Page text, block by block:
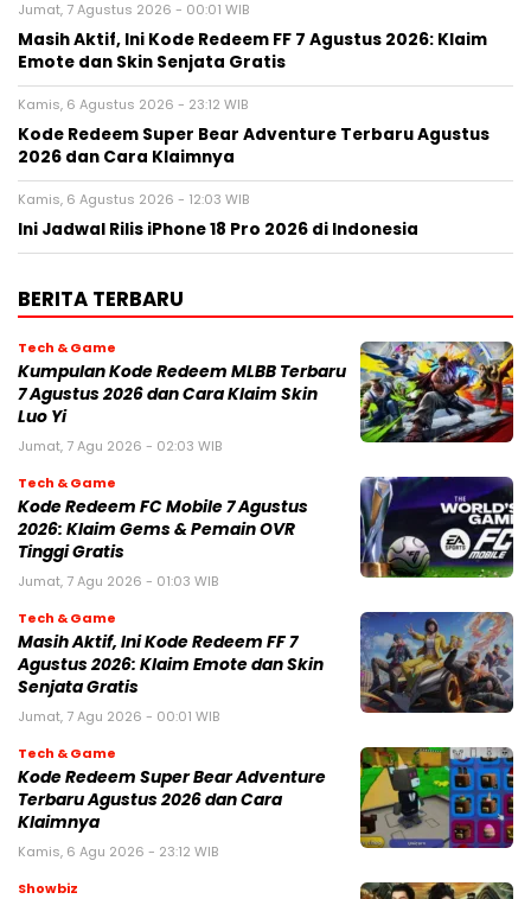
Jumat, 7 Agustus 2026 - 00:01 WIB
Masih Aktif, Ini Kode Redeem FF 7 Agustus 2026: Klaim
Emote dan Skin Senjata Gratis
Kamis, 6 Agustus 2026 - 23:12 WIB
Kode Redeem Super Bear Adventure Terbaru Agustus
2026 dan Cara Klaimnya
Kamis, 6 Agustus 2026 - 12:03 WIB
Ini Jadwal Rilis iPhone 18 Pro 2026 di Indonesia
BERITA TERBARU
Tech & Game
Kumpulan Kode Redeem MLBB Terbaru
7 Agustus 2026 dan Cara Klaim Skin
Luo Yi
Jumat, 7 Agu 2026 - 02:03 WIB
Tech & Game
Kode Redeem FC Mobile 7 Agustus
2026: Klaim Gems & Pemain OVR
Tinggi Gratis
Jumat, 7 Agu 2026 - 01:03 WIB
Tech & Game
Masih Aktif, Ini Kode Redeem FF 7
Agustus 2026: Klaim Emote dan Skin
Senjata Gratis
Jumat, 7 Agu 2026 - 00:01 WIB
Tech & Game
Kode Redeem Super Bear Adventure
Terbaru Agustus 2026 dan Cara
Klaimnya
Kamis, 6 Agu 2026 - 23:12 WIB
Showbiz